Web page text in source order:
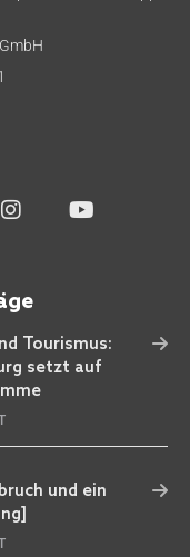
Tourismus:
setzt auf
und ein